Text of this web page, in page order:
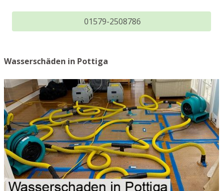
01579-2508786
Wasserschäden in Pottiga